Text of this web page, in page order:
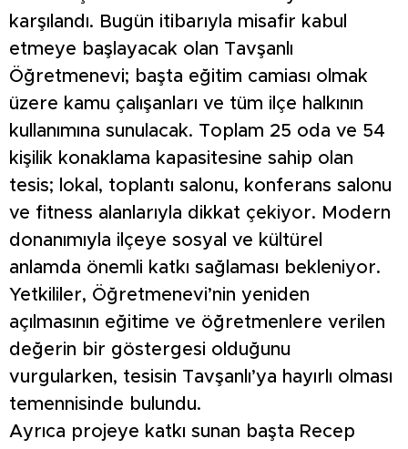
karşılandı. Bugün itibarıyla misafir kabul
etmeye başlayacak olan Tavşanlı
Öğretmenevi; başta eğitim camiası olmak
üzere kamu çalışanları ve tüm ilçe halkının
kullanımına sunulacak. Toplam 25 oda ve 54
kişilik konaklama kapasitesine sahip olan
tesis; lokal, toplantı salonu, konferans salonu
ve fitness alanlarıyla dikkat çekiyor. Modern
donanımıyla ilçeye sosyal ve kültürel
anlamda önemli katkı sağlaması bekleniyor.
Yetkililer, Öğretmenevi’nin yeniden
açılmasının eğitime ve öğretmenlere verilen
değerin bir göstergesi olduğunu
vurgularken, tesisin Tavşanlı’ya hayırlı olması
temennisinde bulundu.
Ayrıca projeye katkı sunan başta Recep